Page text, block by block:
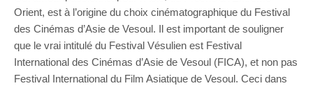
Orient, est à l’origine du choix cinématographique du Festival
des Cinémas d’Asie de Vesoul. Il est important de souligner
que le vrai intitulé du Festival Vésulien est Festival
International des Cinémas d’Asie de Vesoul (FICA), et non pas
Festival International du Film Asiatique de Vesoul. Ceci dans